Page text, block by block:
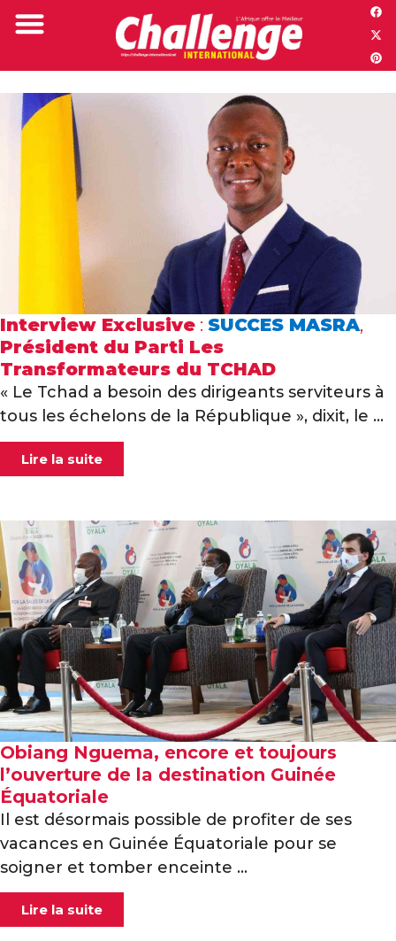
Interview Exclusive : SUCCES MASRA,
Président du Parti Les
Transformateurs du TCHAD
« Le Tchad a besoin des dirigeants serviteurs à
tous les échelons de la République », dixit, le ...
Lire la suite
Obiang Nguema, encore et toujours
l’ouverture de la destination Guinée
Équatoriale
Il est désormais possible de profiter de ses
vacances en Guinée Équatoriale pour se
soigner et tomber enceinte ...
Lire la suite